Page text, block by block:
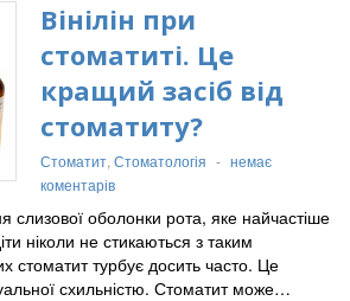
Вінілін при
стоматиті. Це
кращий засіб від
стоматиту?
Стоматит, Стоматологія - немає
коментарів
слизової оболонки рота, яке найчастіше
ніколи не стикаються з таким
стоматит турбує досить часто. Це
схильністю. Стоматит може…